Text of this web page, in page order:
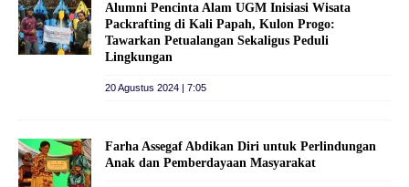
Alumni Pencinta Alam UGM Inisiasi Wisata
Packrafting di Kali Papah, Kulon Progo:
Tawarkan Petualangan Sekaligus Peduli
Lingkungan
20 Agustus 2024 | 7:05
Farha Assegaf Abdikan Diri untuk Perlindungan
Anak dan Pemberdayaan Masyarakat